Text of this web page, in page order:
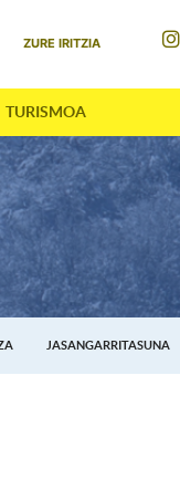
ZURE IRITZIA
TURISMOA
JASANGARRITASUNA